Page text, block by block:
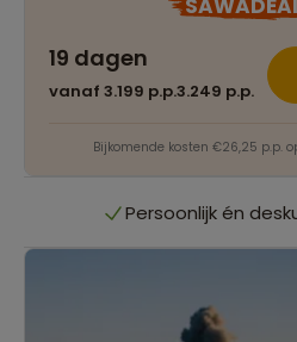
19 dagen
vanaf 3.199 p.p.3.249 p.p.
Bijkomende kosten €26,25 p.p.
Het grootste
Persoonlijk én
Best
Het grootste